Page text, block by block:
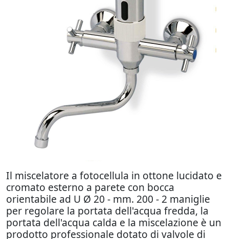
Il miscelatore a fotocellula in ottone lucidato e
cromato esterno a parete con bocca
orientabile ad U Ø 20 - mm. 200 - 2 maniglie
per regolare la portata dell'acqua fredda, la
portata dell'acqua calda e la miscelazione è un
prodotto professionale dotato di valvole di